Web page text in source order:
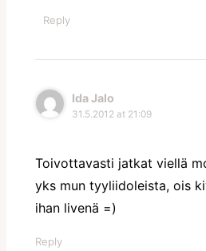
Reply
Ida Jalo
31.5.2012 at 21:09
Toivottavasti jatkat viellä
yks mun tyyliidoleista, ois
ihan livenä =)
Reply